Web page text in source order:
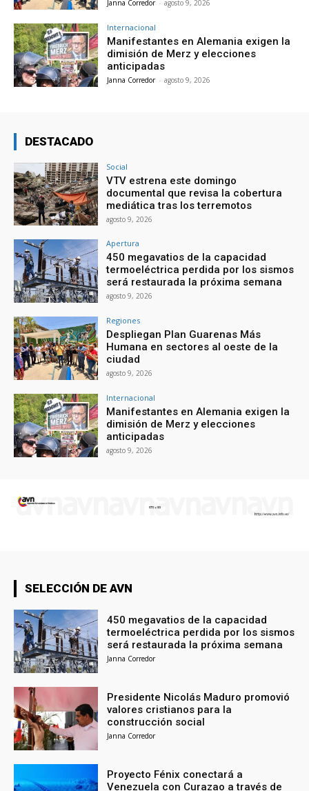
Janna Corredor - agosto 9, 2026
Internacional
Manifestantes en Alemania exigen la
dimisión de Merz y elecciones
anticipadas
Janna Corredor - agosto 9, 2026
DESTACADO
Social
VTV estrena este domingo
documental que revisa la cobertura
mediática tras los terremotos
agosto 9, 2026
Apertura
450 megavatios de la capacidad
termoeléctrica perdida por los sismos
será restaurada la próxima semana
agosto 9, 2026
Regiones
Despliegan Plan Guarenas Más
Humana en sectores al oeste de la
ciudad
agosto 9, 2026
Internacional
Manifestantes en Alemania exigen la
dimisión de Merz y elecciones
anticipadas
agosto 9, 2026
SELECCIÓN DE AVN
450 megavatios de la capacidad
termoeléctrica perdida por los sismos
será restaurada la próxima semana
Janna Corredor
Presidente Nicolás Maduro promovió
valores cristianos para la
construcción social
Janna Corredor
Proyecto Fénix conectará a
Venezuela con Curazao a través de